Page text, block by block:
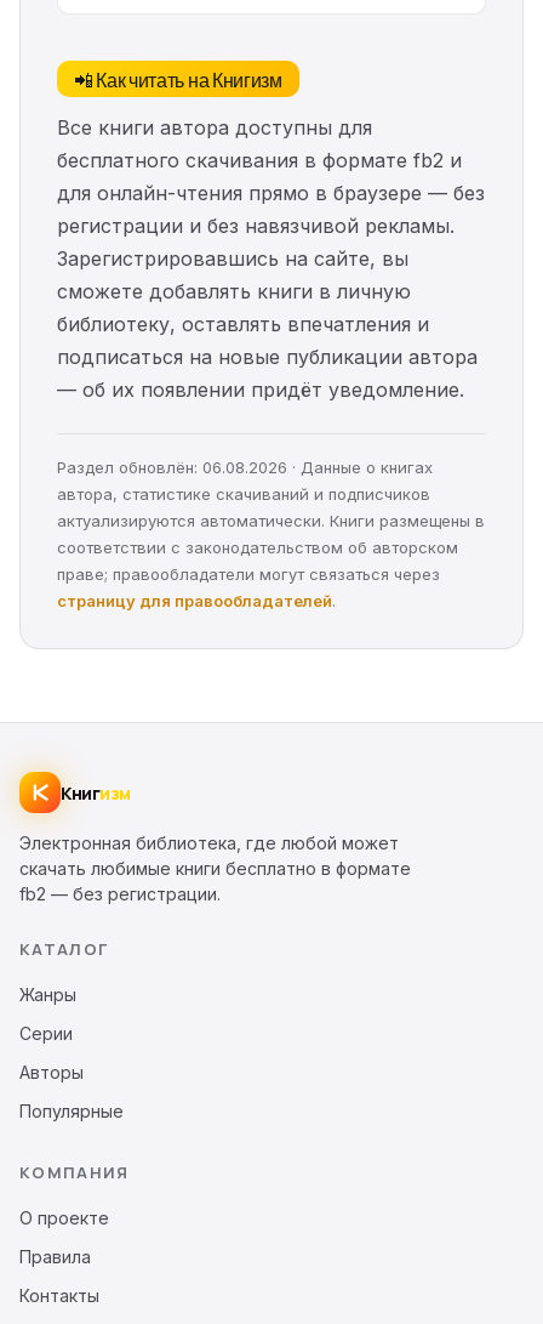
📲 Как читать на Книгизм
Все книги автора доступны для
бесплатного скачивания в формате fb2 и
для онлайн-чтения прямо в браузере — без
регистрации и без навязчивой рекламы.
Зарегистрировавшись на сайте, вы
сможете добавлять книги в личную
библиотеку, оставлять впечатления и
подписаться на новые публикации автора
— об их появлении придёт уведомление.
Раздел обновлён: 06.08.2026 · Данные о книгах
автора, статистике скачиваний и подписчиков
актуализируются автоматически. Книги размещены в
соответствии с законодательством об авторском
праве; правообладатели могут связаться через
страницу для правообладателей.
Книгизм
Электронная библиотека, где любой может
скачать любимые книги бесплатно в формате
fb2 — без регистрации.
КАТАЛОГ
Жанры
Серии
Авторы
Популярные
КОМПАНИЯ
О проекте
Правила
Контакты